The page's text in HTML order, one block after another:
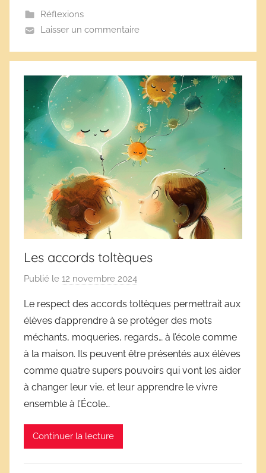
Réflexions
Laisser un commentaire
Les accords toltèques
Publié le 12 novembre 2024
r
D
é
r
i
v
Le respect des accords toltèques permettrait aux
élèves d’apprendre à se protéger des mots
méchants, moqueries, regards… à l’école comme
à la maison. Ils peuvent être présentés aux élèves
comme quatre supers pouvoirs qui vont les aider
à changer leur vie, et leur apprendre le vivre
ensemble à l’École…
Continuer la lecture